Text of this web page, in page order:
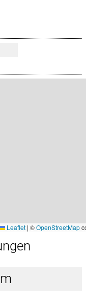
Leaflet | ©OpenStreetMap